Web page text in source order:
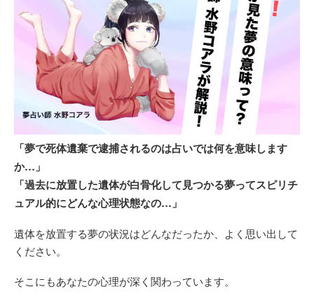
「夢で死体遺棄で逮捕されるのは占いでは何を意味します
か…」
「過去に放置した遺体が白骨化して見つかる夢ってスピリチ
ュアル的にどんな心理状態なの…」
遺体を放置する夢の状況はどんなだったか、よく思い出して
ください。
そこにもあなたの心理が深く関わっています。